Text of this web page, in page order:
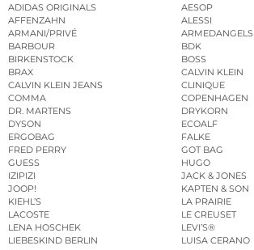
ADIDAS ORIGINALS
AESOP
AFFENZAHN
ALESSI
ARMANI/PRIVÉ
ARMEDANGELS
BARBOUR
BDK
BIRKENSTOCK
BOSS
BRAX
CALVIN KLEIN
CALVIN KLEIN JEANS
CLINIQUE
COMMA
COPENHAGEN
DR. MARTENS
DRYKORN
DYSON
ECOALF
ERGOBAG
FALKE
FRED PERRY
GOT BAG
GUESS
HUGO
IZIPIZI
JACK & JONES
JOOP!
KAPTEN & SON
KIEHL’S
LA PRAIRIE
LACOSTE
LE CREUSET
LENA HOSCHEK
LEVI’S®
LIEBESKIND BERLIN
LUISA CERANO